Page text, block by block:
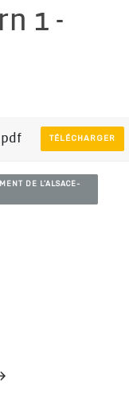
1 -
TÉLÉCHARGER
DE L’ALSACE-